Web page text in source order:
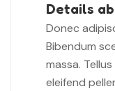
Details
Donec
Bibendum
massa.
eleifend